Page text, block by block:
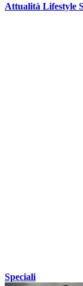
Attualità Lifestyle
Speciali